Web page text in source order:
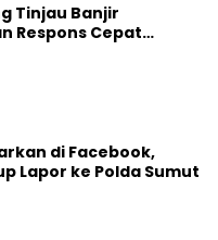
Tinjau Banjir
Respons Cepat
di Facebook,
Lapor ke Polda Sumut